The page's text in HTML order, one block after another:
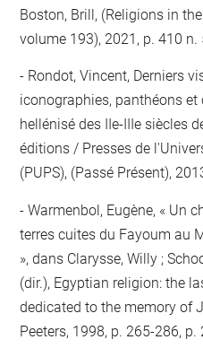
Boston, Brill, (Religions in
volume 193), 2021, p. 410 n.
Rondot, Vincent, Derniers
iconographies, panthéons
hellénisé des IIe-IIIe siècles
éditions / Presses de
(PUPS), (Passé Présent),
Warmenbol, Eugène, « Un
terres cuites du Fayoum au
», dans Clarysse, Willy ;
(dir.), Egyptian religion: the
dedicated to the memory of
Peeters, 1998, p. 265-286, p.